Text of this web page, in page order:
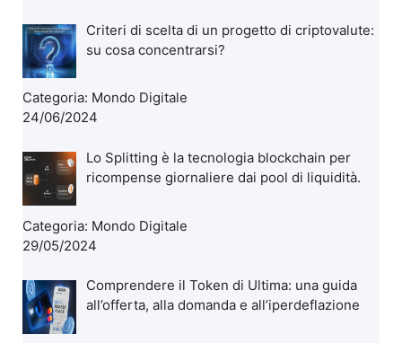
Criteri di scelta di un progetto di criptovalute:
su cosa concentrarsi?
Categoria: Mondo Digitale
24/06/2024
Lo Splitting è la tecnologia blockchain per
ricompense giornaliere dai pool di liquidità.
Categoria: Mondo Digitale
29/05/2024
Comprendere il Token di Ultima: una guida
all’offerta, alla domanda e all’iperdeflazione